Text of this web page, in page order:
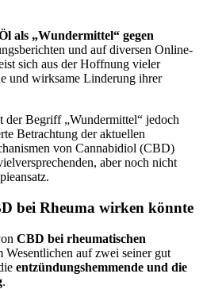
als „Wundermittel“ gegen
und auf diversen Online-
sich aus der Hoffnung vieler
und wirksame Linderung ihrer
der Begriff „Wundermittel“ jedoch
Betrachtung der aktuellen
von Cannabidiol (CBD)
aber noch nicht
bei Rheuma wirken könnte
CBD bei rheumatischen
Wesentlichen auf zwei seiner gut
entzündungshemmende und die
.